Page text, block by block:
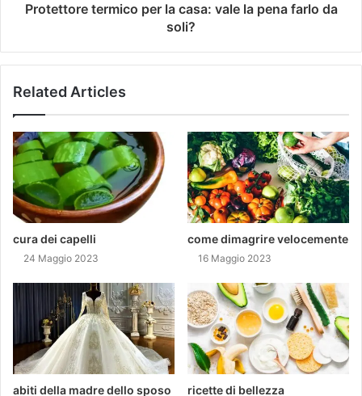
Protettore termico per la casa: vale la pena farlo da
soli?
Related Articles
cura dei capelli
24 Maggio 2023
come dimagrire velocemente
16 Maggio 2023
abiti della madre dello sposo ricette di bellezza